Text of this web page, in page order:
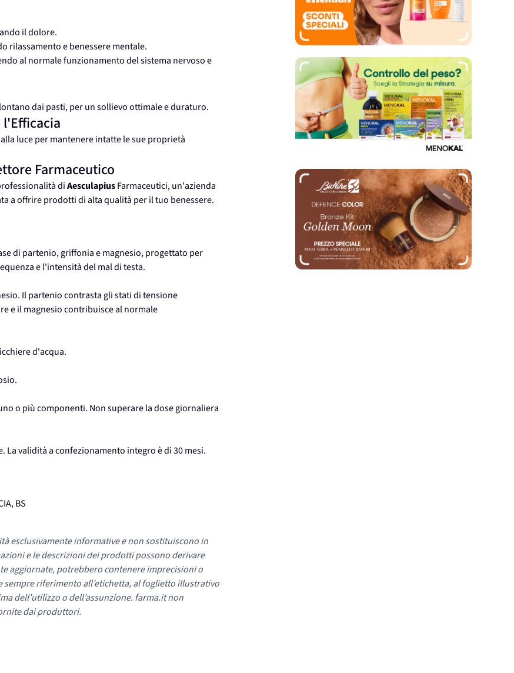
il dolore.
rilassamento e benessere mentale.
al normale funzionamento del sistema nervoso e
dai pasti, per un sollievo ottimale e duraturo.
luce per mantenere intatte le sue proprietà
Farmaceutico
diAesculapiusFarmaceutici, un'azienda
a offrire prodotti di alta qualità per il tuo benessere.
di partenio, griffonia e magnesio, progettato per
e l'intensità del mal di testa.
Il partenio contrasta gli stati di tensione
e il magnesio contribuisce al normale
d'acqua.
o più componenti. Non superare la dose giornaliera
validità a confezionamento integro è di 30 mesi.
BS
esclusivamente informative e non sostituiscono in
e le descrizioni dei prodotti possono derivare
aggiornate, potrebbero contenere imprecisioni o
riferimento all’etichetta, al foglietto illustrativo
dell’utilizzo o dell’assunzione. farma.it non
dai produttori.